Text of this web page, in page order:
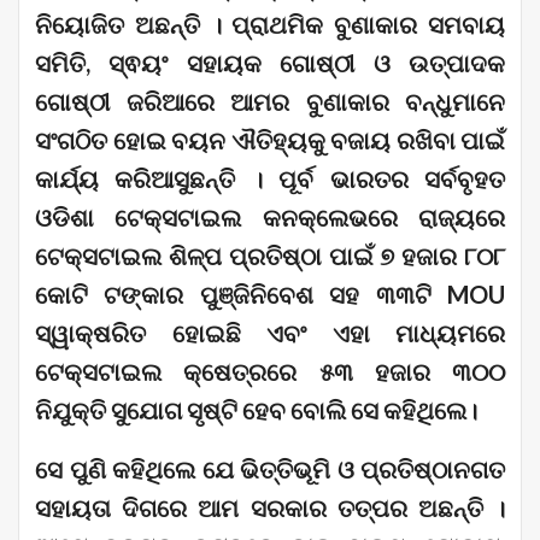
ନିୟୋଜିତ ଅଛନ୍ତି । ପ୍ରାଥମିକ ବୁଣାକାର ସମବାୟ
ସମିତି, ସ୍ଵୟଂ ସହାୟକ ଗୋଷ୍ଠୀ ଓ ଉତ୍ପାଦକ
ଗୋଷ୍ଠୀ ଜରିଆରେ ଆମର ବୁଣାକାର ବନ୍ଧୁମାନେ
ସଂଗଠିତ ହୋଇ ବୟନ ଐତିହ୍ୟକୁ ବଜାୟ ରଖିବା ପାଇଁ
କାର୍ଯ୍ୟ କରିଆସୁଛନ୍ତି । ପୂର୍ବ ଭାରତର ସର୍ବବୃହତ
ଓଡିଶା ଟେକ୍ସଟାଇଲ କନକ୍ଲେଭରେ ରାଜ୍ୟରେ
ଟେକ୍ସଟାଇଲ ଶିଳ୍ପ ପ୍ରତିଷ୍ଠା ପାଇଁ ୭ ହଜାର ୮୦୮
କୋଟି ଟଙ୍କାର ପୁଞ୍ଜିନିବେଶ ସହ ୩୩ଟି MOU
ସ୍ୱାକ୍ଷରିତ ହୋଇଛି ଏବଂ ଏହା ମାଧ୍ୟମରେ
ଟେକ୍ସଟାଇଲ କ୍ଷେତ୍ରରେ ୫୩ ହଜାର ୩୦୦
ନିଯୁକ୍ତି ସୁଯୋଗ ସୃଷ୍ଟି ହେବ ବୋଲି ସେ କହିଥିଲେ।
ସେ ପୁଣି କହିଥିଲେ ଯେ ଭିତ୍ତିଭୂମି ଓ ପ୍ରତିଷ୍ଠାନଗତ
ସହାୟତା ଦିଗରେ ଆମ ସରକାର ତତ୍ପର ଅଛନ୍ତି ।